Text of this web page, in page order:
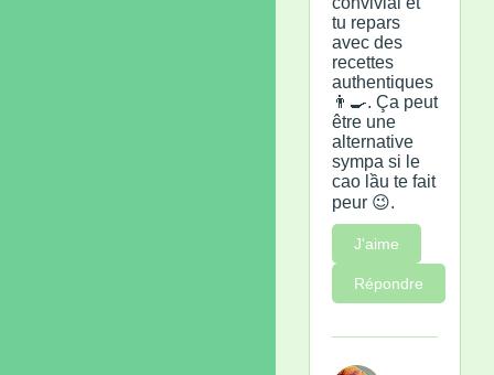
tu repars
avec des
recettes
authentiques
👨‍🍳. Ça peut
être une
alternative
sympa si le
cao lầu te fait
peur 😉.
J'aime
Répondre